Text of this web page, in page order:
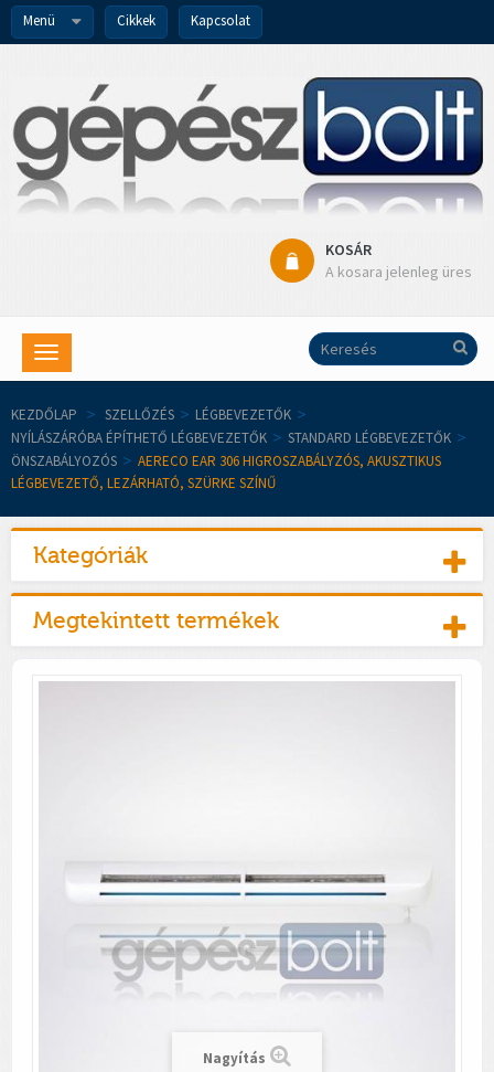
Menü Cikkek Kapcsolat
KOSÁR
A kosara jelenleg üres
Toggle
navigation
KEZDŐLAP > SZELLŐZÉS > LÉGBEVEZETŐK >
NYÍLÁSZÁRÓBA ÉPÍTHETŐ LÉGBEVEZETŐK > STANDARD LÉGBEVEZETŐK >
ÖNSZABÁLYOZÓS > AERECO EAR 306 HIGROSZABÁLYZÓS, AKUSZTIKUS
LÉGBEVEZETŐ, LEZÁRHATÓ, SZÜRKE SZÍNŰ
Kategóriák
Megtekintett termékek
Nagyítás